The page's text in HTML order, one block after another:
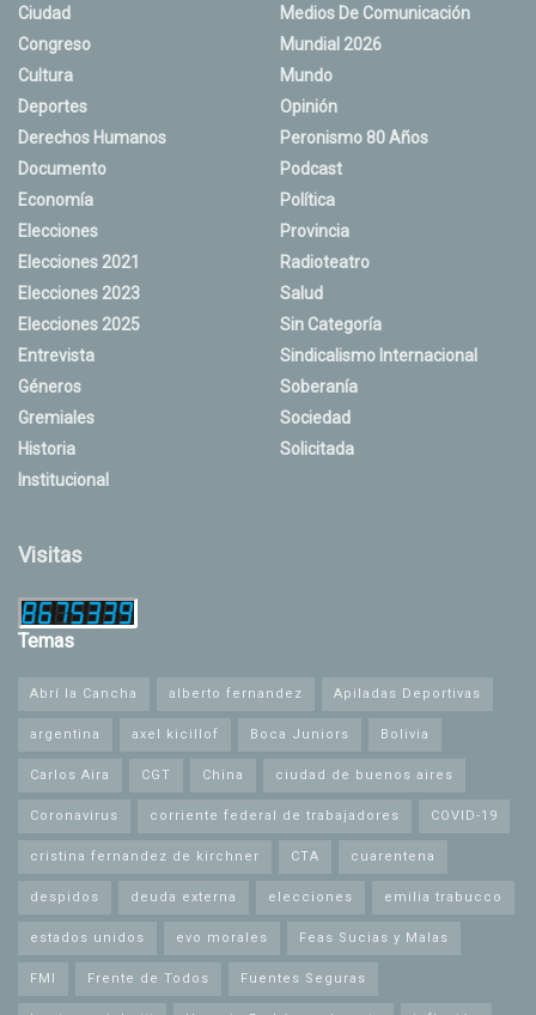
Ciudad
Congreso
Cultura
Deportes
Derechos Humanos
Documento
Economía
Elecciones
Elecciones 2021
Elecciones 2023
Elecciones 2025
Entrevista
Géneros
Gremiales
Historia
Institucional
Medios De Comunicación
Mundial 2026
Mundo
Opinión
Peronismo 80 Años
Podcast
Política
Provincia
Radioteatro
Salud
Sin Categoría
Sindicalismo Internacional
Soberanía
Sociedad
Solicitada
Visitas
Temas
Abrí la Cancha alberto fernandez Apiladas Deportivas
argentina axel kicillof Boca Juniors Bolivia
Carlos Aira CGT China ciudad de buenos aires
Coronavirus corriente federal de trabajadores COVID-19
cristina fernandez de kirchner CTA cuarentena
despidos deuda externa elecciones emilia trabucco
estados unidos evo morales Feas Sucias y Malas
FMI Frente de Todos Fuentes Seguras